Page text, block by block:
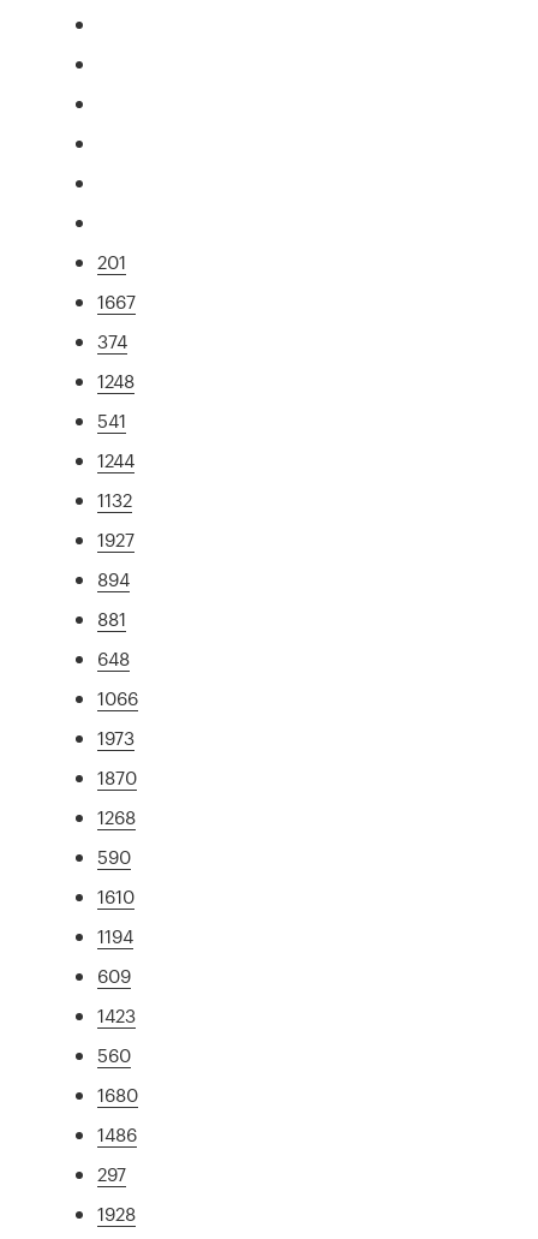
201
1667
374
1248
541
1244
1132
1927
894
881
648
1066
1973
1870
1268
590
1610
1194
609
1423
560
1680
1486
297
1928